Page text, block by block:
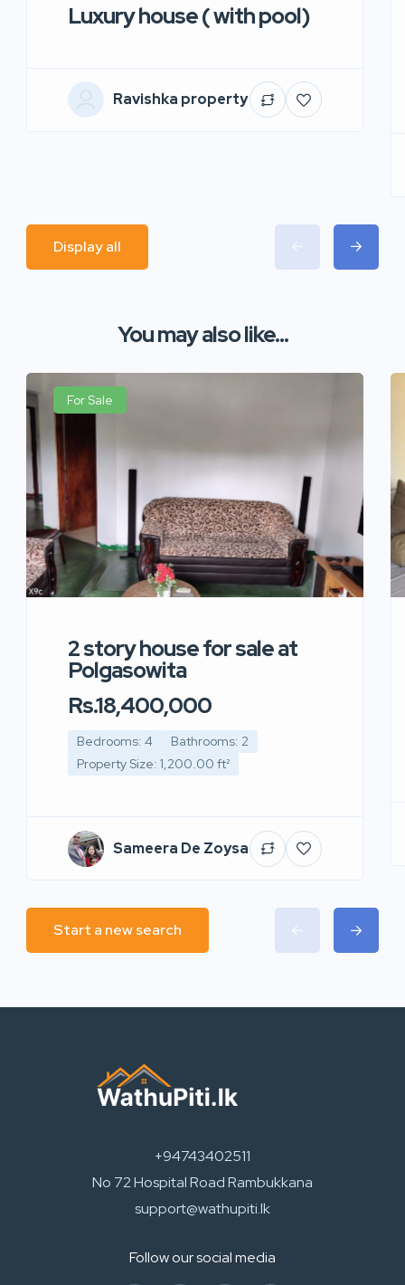
Luxury house ( with pool)
Ravishka property
Display all
You may also like...
For Sale
2 story house for sale at
Polgasowita
Rs.18,400,000
Bedrooms: 4
Bathrooms: 2
Property Size: 1,200.00 ft²
Sameera De Zoysa
Start a new search
+94743402511
No 72 Hospital Road Rambukkana
support@wathupiti.lk
Follow our social media